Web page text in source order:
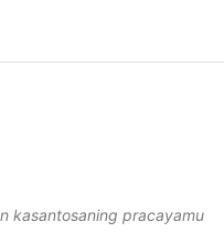
kasantosaning pracayamu